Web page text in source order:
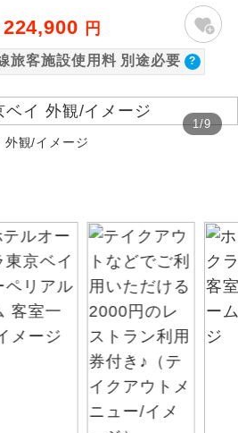
円
旅客施設使用料 別途必要
1/9
外観/イメージ
ネスコに登録されている文化遺産や自
産を訪ねるコースです。
景スポットに立ち寄るコースです。
地にも宿泊するコースです。
宿泊ホテルに大浴場が付いています。
てのお食事が付いていますので、お食
心配はいりません。（機内食を除
屋にてゆっくりとお召し上がりいた
りの音を気にせず、ガイドさんの説明